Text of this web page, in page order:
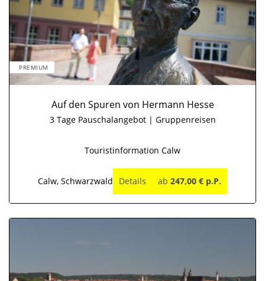
PREMIUM
Auf den Spuren von Hermann Hesse
3 Tage Pauschalangebot | Gruppenreisen
Touristinformation Calw
Calw, Schwarzwald Details ab 247,00 € p.P.